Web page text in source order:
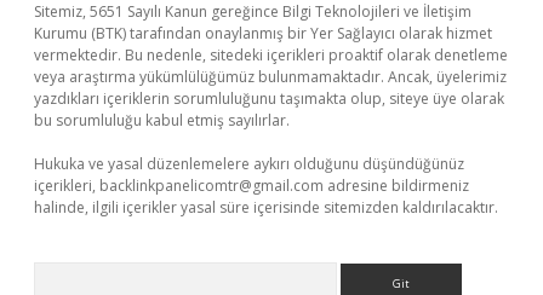
Sitemiz, 5651 Sayılı Kanun gereğince Bilgi Teknolojileri ve İletişim
Kurumu (BTK) tarafından onaylanmış bir Yer Sağlayıcı olarak hizmet
vermektedir. Bu nedenle, sitedeki içerikleri proaktif olarak denetleme
veya araştırma yükümlülüğümüz bulunmamaktadır. Ancak, üyelerimiz
yazdıkları içeriklerin sorumluluğunu taşımakta olup, siteye üye olarak
bu sorumluluğu kabul etmiş sayılırlar.
Hukuka ve yasal düzenlemelere aykırı olduğunu düşündüğünüz
içerikleri, backlinkpanelicomtr@gmail.com adresine bildirmeniz
halinde, ilgili içerikler yasal süre içerisinde sitemizden kaldırılacaktır.